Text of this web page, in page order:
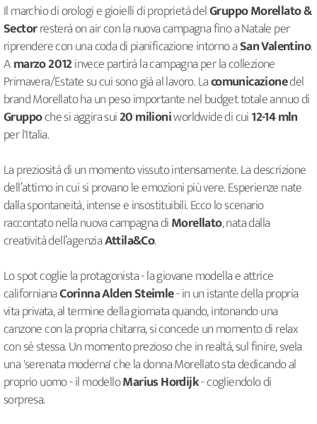
Il marchio di orologi e gioielli di proprietà delGruppo Morellato &
Sectorresterà on air con la nuova campagna fino a Natale per
riprendere con una coda di pianificazione intorno aSan Valentino.
Amarzo 2012invece partirà la campagna per la collezione
Primavera/Estate su cui sono già al lavoro. Lacomunicazionedel
brand Morellato ha un peso importante nel budget totale annuo di
Gruppoche si aggira sui20 milioniworldwide di cui12-14 mln
per l'Italia.
La preziosità di un momento vissuto intensamente. La descrizione
dell’attimo in cui si provano le emozioni più vere. Esperienze nate
dalla spontaneità, intense e insostituibili. Ecco lo scenario
raccontato nella nuova campagna diMorellato, nata dalla
creatività dell’agenziaAttila&Co.
Lo spot coglie la protagonista - la giovane modella e attrice
californianaCorinna Alden Steimle- in un istante della propria
vita privata, al termine della giornata quando, intonando una
canzone con la propria chitarra, si concede un momento di relax
con sé stessa. Un momento prezioso che in realtà, sul finire, svela
una 'serenata moderna' che la donna Morellato sta dedicando al
proprio uomo - il modelloMarius Hordijk- cogliendolo di
sorpresa.